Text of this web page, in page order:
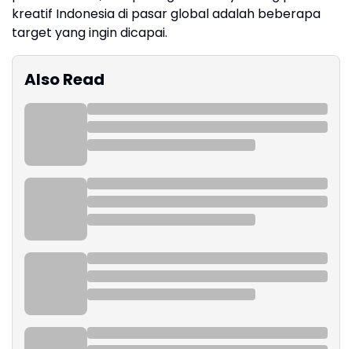
kreatif Indonesia di pasar global adalah beberapa
target yang ingin dicapai.
Also Read